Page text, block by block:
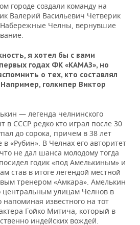
городе создали команду на
Валерий Васильевич Четверик
Набережные Челны, вернувшие
я хотел бы с вами
годах ФК «КАМАЗ», но
о тех, кто составлял
голкипер Виктор
— легенда челнинского
в СССР редко кто играл после 30
до сорока, причем в 38 лет
«Рубин». В Челнах его авторитет
не дал шанса молодому тогда
годик «под Амелькиным» и
став в итоге легендой местной
тренером «Амкара». Амелькин
центральным улицам Челнов в
известного на тот
Гойко Митича, который в
индейских вождей.